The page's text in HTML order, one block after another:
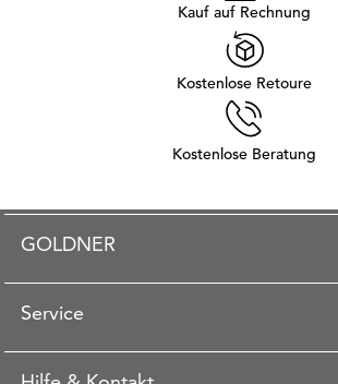
Kauf auf Rechnung
Kostenlose Retoure
Kostenlose Beratung
GOLDNER
Service